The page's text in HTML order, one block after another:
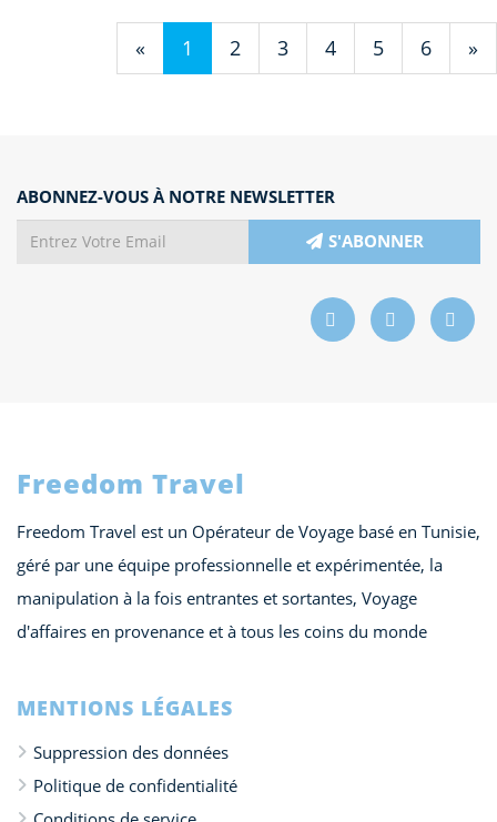
« 1 (current)
2(current)
3(current)
4(current)
5(current)
6 »
ABONNEZ-VOUS À NOTRE NEWSLETTER
S'ABONNER
Freedom Travel
Freedom Travel est un Opérateur de Voyage basé en Tunisie,
géré par une équipe professionnelle et expérimentée, la
manipulation à la fois entrantes et sortantes, Voyage
d'affaires en provenance et à tous les coins du monde
MENTIONS LÉGALES
Suppression des données
Politique de confidentialité